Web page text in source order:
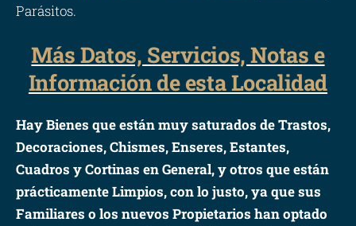
Parásitos.
Más Datos, Servicios, Notas e
Información de esta Localidad
Hay Bienes que están muy saturados de Trastos,
Decoraciones, Chismes, Enseres, Estantes,
Cuadros y Cortinas en General, y otros que están
prácticamente Limpios, con lo justo, ya que sus
Familiares o los nuevos Propietarios han optado